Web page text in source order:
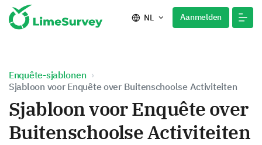
NL Aanmelden
Enquête-sjablonen
Sjabloon voor Enquête over Buitenschoolse Activiteiten
Sjabloon voor Enquête over
Buitenschoolse Activiteiten